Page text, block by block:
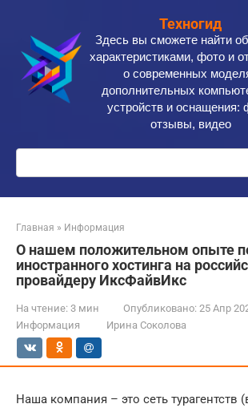
контенту
Техногид
Здесь вы сможете найти
характеристиками, фото и
о современных
дополнительных
устройств и оснащения:
отзывы, видео
Поиск:
Главная » Информация
О нашем положительном опыте
иностранного хостинга на
провайдеру ИксФайвИкс
На чтение: 3 мин Опубликовано: 25 Апр
Информация
Ирина Соколова
Наша компания – это сеть турагентств